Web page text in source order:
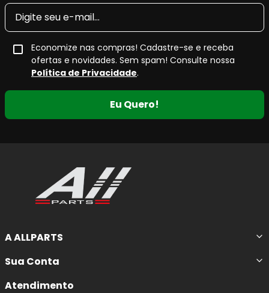
Economize nas compras! Cadastre-se e receba
ofertas e novidades. Sem spam! Consulte nossa
Política de Privacidade.
Eu Quero!
A ALLPARTS
Sua Conta
Atendimento